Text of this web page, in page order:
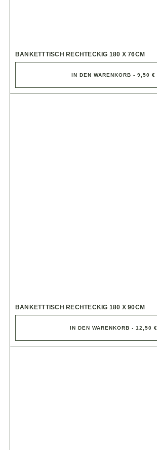
BANKETTTISCH RECHTECKIG 180 X 76CM
IN DEN WARENKORB - 9,50 €
BANKETTTISCH RECHTECKIG 180 X 90CM
IN DEN WARENKORB - 12,50 €